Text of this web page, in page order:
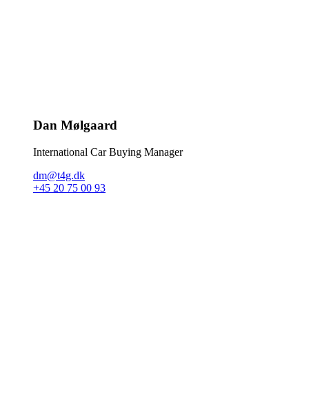
Dan Mølgaard
International Car Buying Manager
dm@t4g.dk
+45 20 75 00 93